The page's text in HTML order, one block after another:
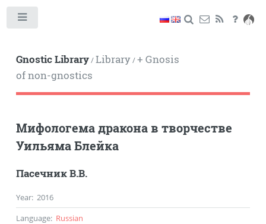
Gnostic Library/Library/+ Gnosis
of non-gnostics
Мифологема дракона в творчестве
Уильяма Блейка
Пасечник В.В.
Year: 2016
Language: Russian